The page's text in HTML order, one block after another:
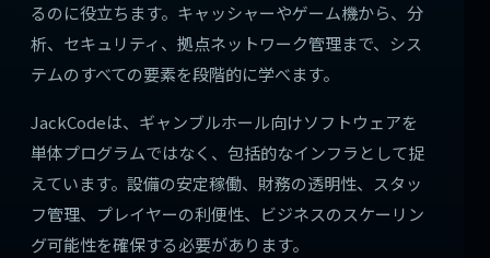
るのに役立ちます。キャッシャーやゲーム機から、分
析、セキュリティ、拠点ネットワーク管理まで、シス
テムのすべての要素を段階的に学べます。
JackCodeは、ギャンブルホール向けソフトウェアを
単体プログラムではなく、包括的なインフラとして捉
えています。設備の安定稼働、財務の透明性、スタッ
フ管理、プレイヤーの利便性、ビジネスのスケーリン
グ可能性を確保する必要があります。